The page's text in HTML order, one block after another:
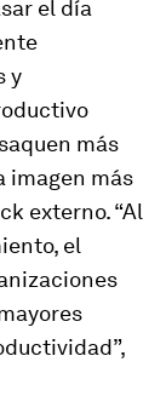
el día
y
más
imagen más
externo. “Al
el